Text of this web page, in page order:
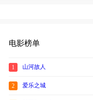
电影榜单
1 山河故人
2 爱乐之城